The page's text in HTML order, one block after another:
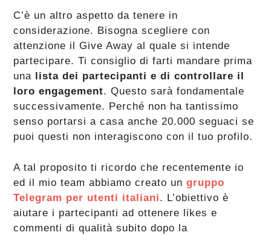
C’è un altro aspetto da tenere in
considerazione. Bisogna scegliere con
attenzione il Give Away al quale si intende
partecipare. Ti consiglio di farti mandare prima
una
lista dei partecipanti e di controllare il
loro engagement. Questo sarà fondamentale
successivamente. Perché non ha tantissimo
senso portarsi a casa anche 20.000 seguaci se
puoi questi non interagiscono con il tuo profilo.
A tal proposito ti ricordo che recentemente io
ed il mio team abbiamo creato ungruppo
Telegram per utenti italiani. L’obiettivo è
aiutare i partecipanti ad ottenere likes e
commenti di qualità subito dopo la